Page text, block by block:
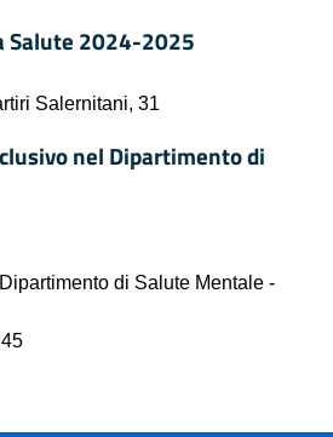
Salute 2024-2025
Salernitani, 31
nel Dipartimento di
di Salute Mentale -